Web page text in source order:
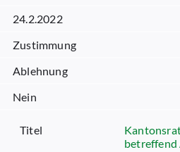
24.2.2022
Zustimmung
Ablehnung
Nein
Titel
betreffend